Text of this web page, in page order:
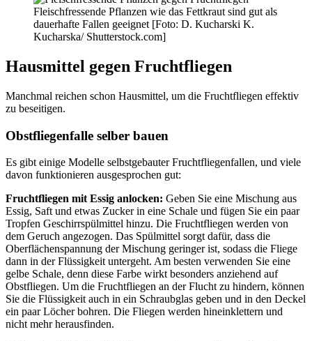
Fleischfressende Pflanzen wie das Fettkraut sind gut als
dauerhafte Fallen geeignet [Foto: D. Kucharski K.
Kucharska/ Shutterstock.com]
Hausmittel gegen Fruchtfliegen
Manchmal reichen schon Hausmittel, um die Fruchtfliegen effektiv
zu beseitigen.
Obstfliegenfalle selber bauen
Es gibt einige Modelle selbstgebauter Fruchtfliegenfallen, und viele
davon funktionieren ausgesprochen gut:
Fruchtfliegen mit Essig anlocken: Geben Sie eine Mischung aus
Essig, Saft und etwas Zucker in eine Schale und fügen Sie ein paar
Tropfen Geschirrspülmittel hinzu. Die Fruchtfliegen werden von
dem Geruch angezogen. Das Spülmittel sorgt dafür, dass die
Oberflächenspannung der Mischung geringer ist, sodass die Fliege
dann in der Flüssigkeit untergeht. Am besten verwenden Sie eine
gelbe Schale, denn diese Farbe wirkt besonders anziehend auf
Obstfliegen. Um die Fruchtfliegen an der Flucht zu hindern, können
Sie die Flüssigkeit auch in ein Schraubglas geben und in den Deckel
ein paar Löcher bohren. Die Fliegen werden hineinklettern und
nicht mehr herausfinden.